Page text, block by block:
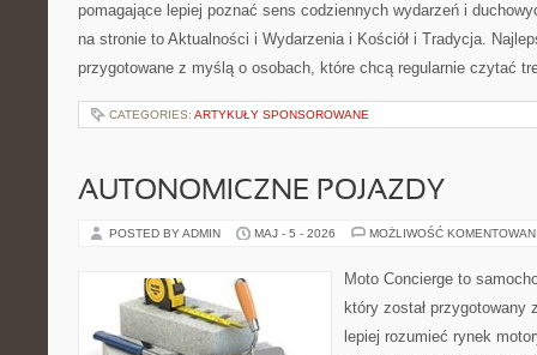
pomagające lepiej poznać sens codziennych wydarzeń i
na stronie to Aktualności i Wydarzenia i Kościół i Tradycja.
przygotowane z myślą o osobach, które chcą regularnie czytać
CATEGORIES: ARTYKUŁY SPONSOROWANE
AUTONOMICZNE POJAZDY
POSTED BY ADMIN MAJ - 5 - 2026 MOŻLIWOŚĆ
Moto Concierge to
który został
lepiej rozumieć rynek